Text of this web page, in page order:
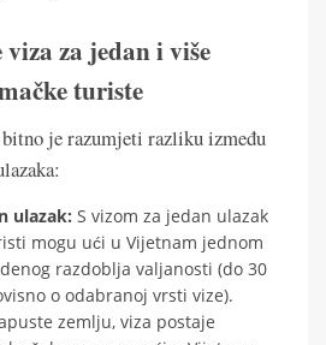
za jedan i više
turiste
je razumjeti razliku između
ulazak: S vizom za jedan ulazak
mogu ući u Vijetnam jednom
razdoblja valjanosti (do 30
o odabranoj vrsti vize).
zemlju, viza postaje